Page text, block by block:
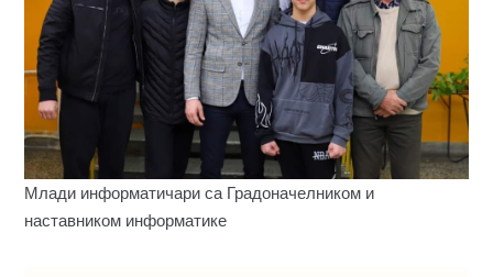
Млади информатичари са Градоначелником и
наставником информатике